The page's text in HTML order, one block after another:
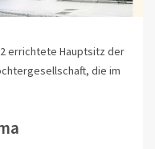
errichtete Hauptsitz der
die im